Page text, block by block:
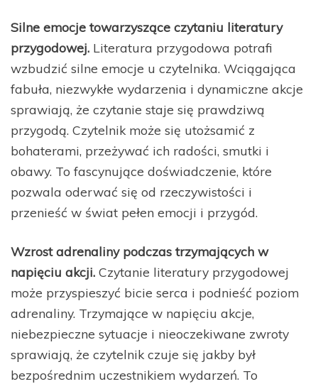
Silne emocje towarzyszące czytaniu literatury
przygodowej. Literatura przygodowa potrafi
wzbudzić silne emocje u czytelnika. Wciągająca
fabuła, niezwykłe wydarzenia i dynamiczne akcje
sprawiają, że czytanie staje się prawdziwą
przygodą. Czytelnik może się utożsamić z
bohaterami, przeżywać ich radości, smutki i
obawy. To fascynujące doświadczenie, które
pozwala oderwać się od rzeczywistości i
przenieść w świat pełen emocji i przygód.
Wzrost adrenaliny podczas trzymających w
napięciu akcji. Czytanie literatury przygodowej
może przyspieszyć bicie serca i podnieść poziom
adrenaliny. Trzymające w napięciu akcje,
niebezpieczne sytuacje i nieoczekiwane zwroty
sprawiają, że czytelnik czuje się jakby był
bezpośrednim uczestnikiem wydarzeń. To